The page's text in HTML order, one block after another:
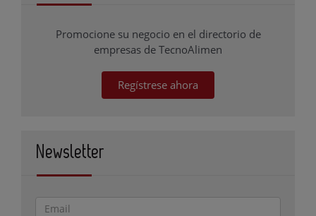
Promocione su negocio en el directorio de
empresas de TecnoAlimen
Regístrese ahora
Newsletter